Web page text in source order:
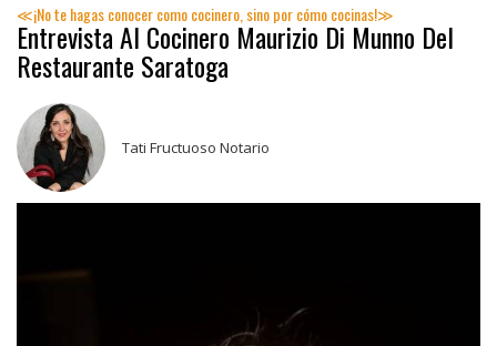
≪¡No te hagas conocer como cocinero, sino por cómo cocinas!≫
Entrevista Al Cocinero Maurizio Di Munno Del
Restaurante Saratoga
Tati Fructuoso Notario